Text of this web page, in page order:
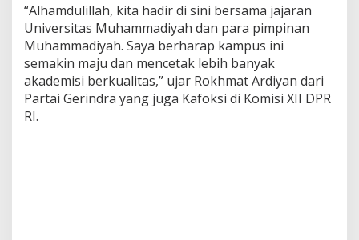
“Alhamdulillah, kita hadir di sini bersama jajaran
Universitas Muhammadiyah dan para pimpinan
Muhammadiyah. Saya berharap kampus ini
semakin maju dan mencetak lebih banyak
akademisi berkualitas,” ujar Rokhmat Ardiyan dari
Partai Gerindra yang juga Kafoksi di Komisi XII DPR
RI.